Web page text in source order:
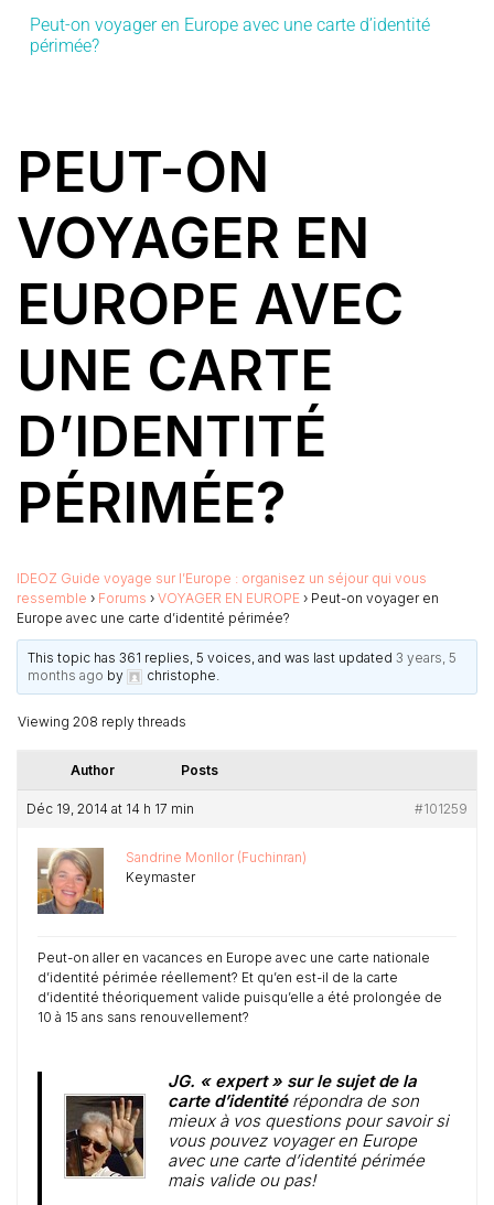
Peut-on voyager en Europe avec une carte d’identité
périmée?
PEUT-ON
VOYAGER EN
EUROPE AVEC
UNE CARTE
D’IDENTITÉ
PÉRIMÉE?
IDEOZ Guide voyage sur l’Europe : organisez un séjour qui vous
ressemble › Forums › VOYAGER EN EUROPE › Peut-on voyager en
Europe avec une carte d’identité périmée?
This topic has 361 replies, 5 voices, and was last updated3 years, 5
months ago by christophe.
Viewing 208 reply threads
Author Posts
Déc 19, 2014 at 14 h 17 min #101259
Sandrine Monllor (Fuchinran)
Keymaster
Peut-on aller en vacances en Europe avec une carte nationale
d’identité périmée réellement? Et qu’en est-il de la carte
d’identité théoriquement valide puisqu’elle a été prolongée de
10 à 15 ans sans renouvellement?
JG. « expert » sur le sujet de la
carte d’identitérépondra de son
mieux à vos questions pour savoir si
vous pouvez voyager en Europe
avec une carte d’identité périmée
mais valide ou pas!